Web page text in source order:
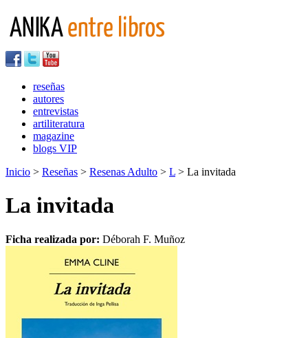
reseñas
autores
entrevistas
artiliteratura
magazine
blogs VIP
Inicio > Reseñas > Resenas Adulto > L > La invitada
La invitada
Ficha realizada por: Déborah F. Muñoz